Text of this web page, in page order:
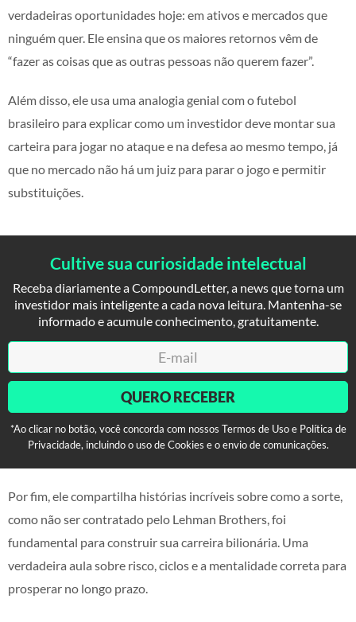
verdadeiras oportunidades hoje: em ativos e mercados que
ninguém quer. Ele ensina que os maiores retornos vêm de
“fazer as coisas que as outras pessoas não querem fazer”.
Além disso, ele usa uma analogia genial com o futebol
brasileiro para explicar como um investidor deve montar sua
carteira para jogar no ataque e na defesa ao mesmo tempo, já
que no mercado não há um juiz para parar o jogo e permitir
substituições.
Cultive sua curiosidade intelectual
Receba diariamente a CompoundLetter, a news que torna um
investidor mais inteligente a cada nova leitura. Mantenha-se
informado e acumule conhecimento, gratuitamente.
QUERO RECEBER
*Ao clicar no botão, você concorda com nossos Termos de Uso e Política de
Privacidade, incluindo o uso de Cookies e o envio de comunicações.
Por fim, ele compartilha histórias incríveis sobre como a sorte,
como não ser contratado pelo Lehman Brothers, foi
fundamental para construir sua carreira bilionária. Uma
verdadeira aula sobre risco, ciclos e a mentalidade correta para
prosperar no longo prazo.